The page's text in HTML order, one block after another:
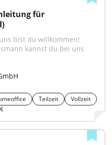
für
bist du willkommen!
kannst du bei uns
Teilzeit
Vollzeit